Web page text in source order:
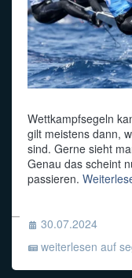
Wettkampfsegeln
gilt meistens dann,
sind. Gerne sieht
Genau das scheint
passieren.
30.07.2024
weiterlesen auf